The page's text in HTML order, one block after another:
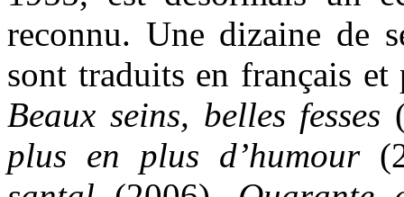
reconnu. Une dizaine de
sont traduits en français
Beaux seins, belles fesses
plus en plus d’humour